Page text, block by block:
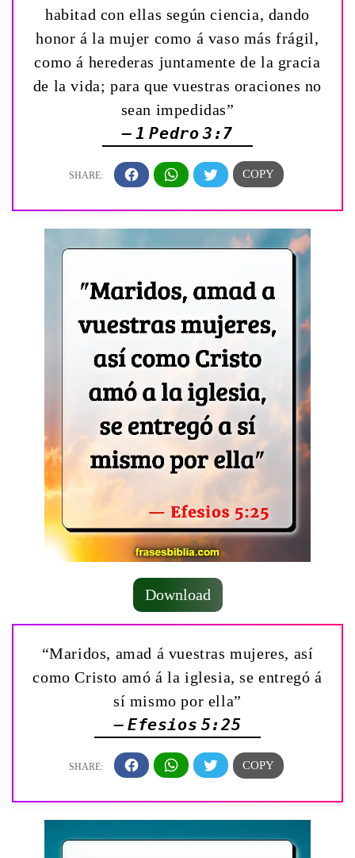
habitad con ellas según ciencia, dando
honor á la mujer como á vaso más frágil,
como á herederas juntamente de la gracia
de la vida; para que vuestras oraciones no
sean impedidas”
— 1 Pedro 3:7
Download
“Maridos, amad á vuestras mujeres, así
como Cristo amó á la iglesia, se entregó á
sí mismo por ella”
— Efesios 5:25